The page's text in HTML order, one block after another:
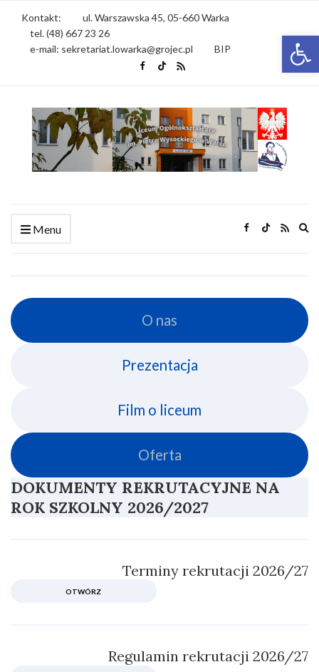
Kontakt:
ul. Warszawska 45, 05-660 Warka
tel. (48) 667 23 26
e-mail: sekretariat.lowarka@grojec.pl
BIP
Menu
O nas
Prezentacja
Film o liceum
Oferta
DOKUMENTY REKRUTACYJNE NA
ROK SZKOLNY 2026/2027
Terminy rekrutacji 2026/27
OTWÓRZ
Regulamin rekrutacji 2026/27